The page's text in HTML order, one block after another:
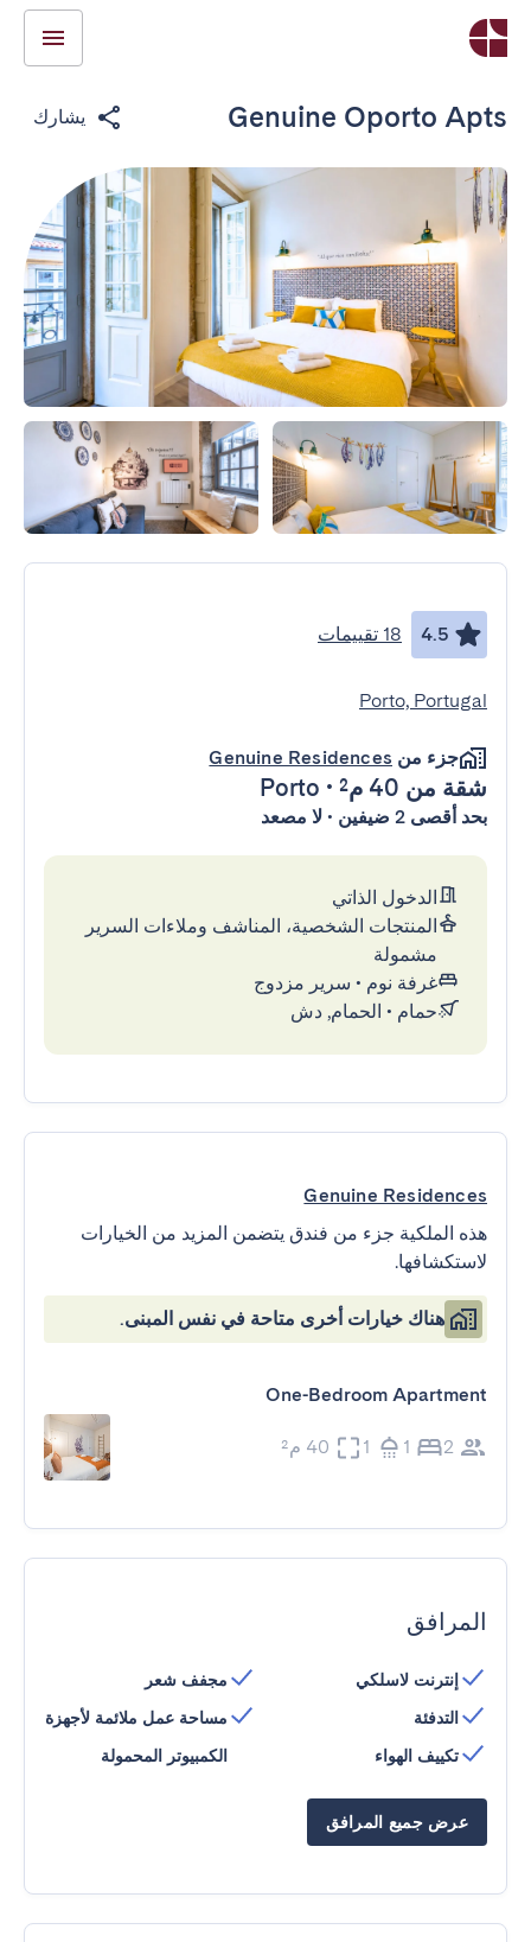
Genuine Oporto Apts يشارك
4.5 18 تقييمات
Porto, Portugal
جزء من Genuine Residences
شقة من 40 م² •
Porto
بحد أقصى 2 ضيفين • لا مصعد
الدخول الذاتي
المنتجات الشخصية، المناشف وملاءات السرير
مشمولة
غرفة نوم • سرير مزدوج
حمام • الحمام, دش
Genuine Residences
هذه الملكية جزء من فندق يتضمن المزيد من الخيارات
لاستكشافها.
هناك خيارات أخرى متاحة في نفس المبنى.
One-Bedroom Apartment
2
1
1 40 م²
المرافق
إنترنت لاسلكي
التدفئة
تكييف الهواء
مجفف شعر
مساحة عمل ملائمة لأجهزة
الكمبيوتر المحمولة
عرض جميع المرافق